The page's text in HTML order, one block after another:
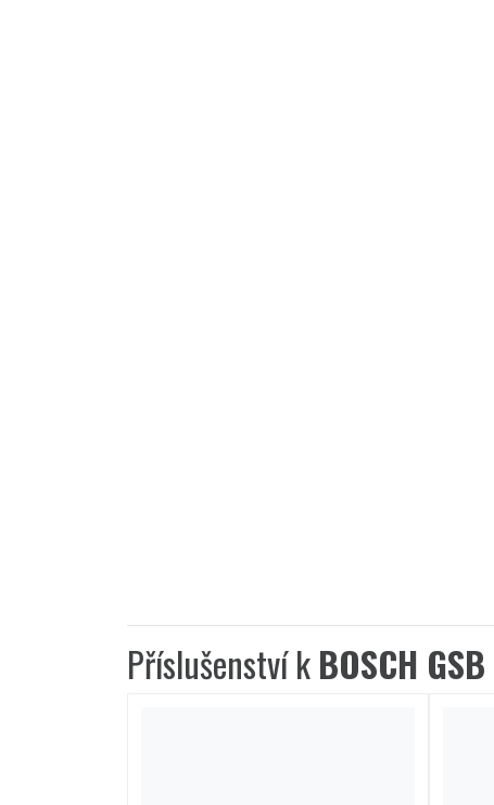
Příslušenství kBOSCH